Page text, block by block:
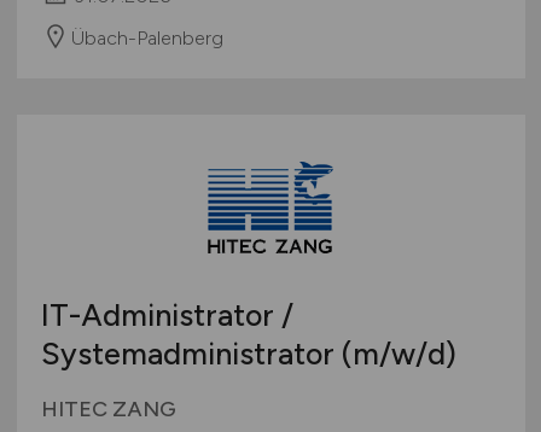
Übach-Palenberg
IT-Administrator /
Systemadministrator (m/w/d)
HITEC ZANG